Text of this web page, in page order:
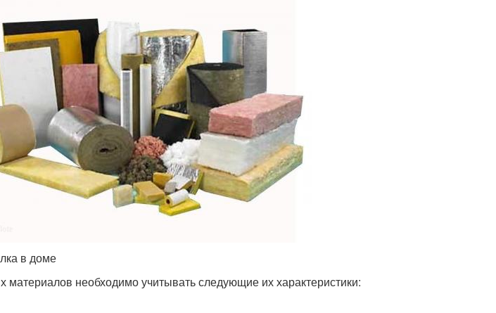
в доме
необходимо учитывать следующие их характеристики: